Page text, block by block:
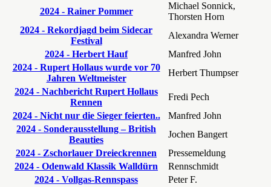
2024 - Rainer Pommer
Michael Sonnick,
Thorsten Horn
2024 - Rekordjagd beim Sidecar
Festival
Alexandra Werner
2024 - Herbert Hauf
Manfred John
2024 - Rupert Hollaus wurde vor 70
Jahren Weltmeister
Herbert Thumpser
2024 - Nachbericht Rupert Hollaus
Rennen
Fredi Pech
2024 - Nicht nur die Sieger feierten..
Manfred John
2024 - Sonderausstellung – British
Beauties
Jochen Bangert
2024 - Zschorlauer Dreieckrennen
Pressemeldung
2024 - Odenwald Klassik Walldürn
Rennschmidt
2024 - Vollgas-Rennspass
Peter F.